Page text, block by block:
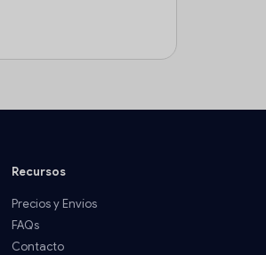
Recursos
Precios y Envíos
FAQs
Contacto